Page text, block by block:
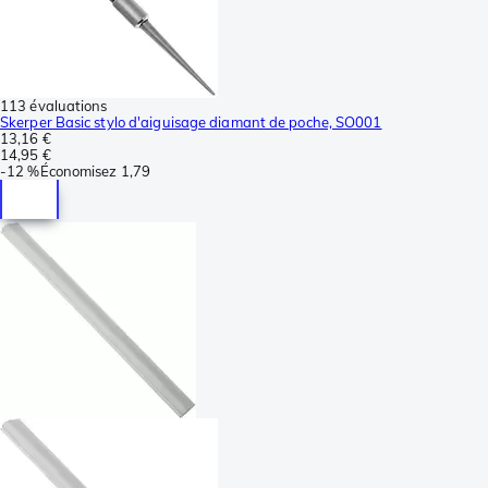
113 évaluations
Skerper Basic stylo d'aiguisage diamant de poche, SO001
13,16 €
14,95 €
-12 %Économisez 1,79